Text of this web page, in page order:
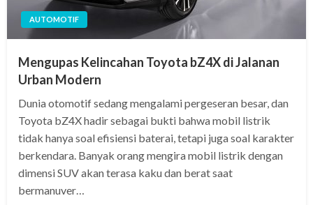
AUTOMOTIF
Mengupas Kelincahan Toyota bZ4X di Jalanan
Urban Modern
Dunia otomotif sedang mengalami pergeseran besar, dan
Toyota bZ4X hadir sebagai bukti bahwa mobil listrik
tidak hanya soal efisiensi baterai, tetapi juga soal karakter
berkendara. Banyak orang mengira mobil listrik dengan
dimensi SUV akan terasa kaku dan berat saat
bermanuver…